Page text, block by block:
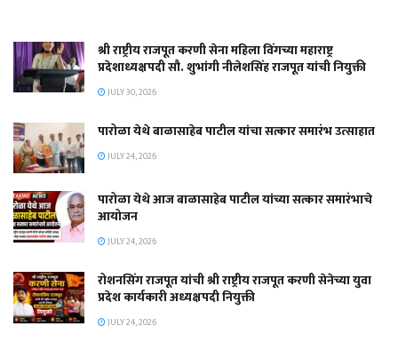
श्री राष्ट्रीय राजपूत करणी सेना महिला विंगच्या महाराष्ट्र
प्रदेशाध्यक्षपदी सौ. शुभांगी नीलेशसिंह राजपूत यांची नियुक्ती
JULY 30, 2026
पारोळा येथे बाळासाहेब पाटील यांचा सत्कार समारंभ उत्साहात
JULY 24, 2026
पारोळा येथे आज बाळासाहेब पाटील यांच्या सत्कार समारंभाचे
आयोजन
JULY 24, 2026
रोशनसिंग राजपूत यांची श्री राष्ट्रीय राजपूत करणी सेनेच्या युवा
प्रदेश कार्यकारी अध्यक्षपदी नियुक्ती
JULY 24, 2026